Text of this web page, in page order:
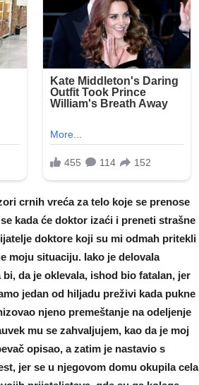
crnih vreća za telo koje se prenose
kada će doktor izaći i preneti strašne
doktore koji su mi odmah pritekli
moju situaciju. Iako je delovala
da je oklevala, ishod bio fatalan, jer
jedan od hiljadu preživi kada pukne
njeno premeštanje na odeljenje
mu se zahvaljujem, kao da je moj
opisao, a zatim je nastavio s
jer se u njegovom domu okupila cela